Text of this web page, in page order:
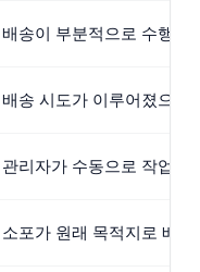
배송이 부분적으로 수행되
배송 시도가 이루어졌으나
관리자가 수동으로 작업을
소포가 원래 목적지로 배